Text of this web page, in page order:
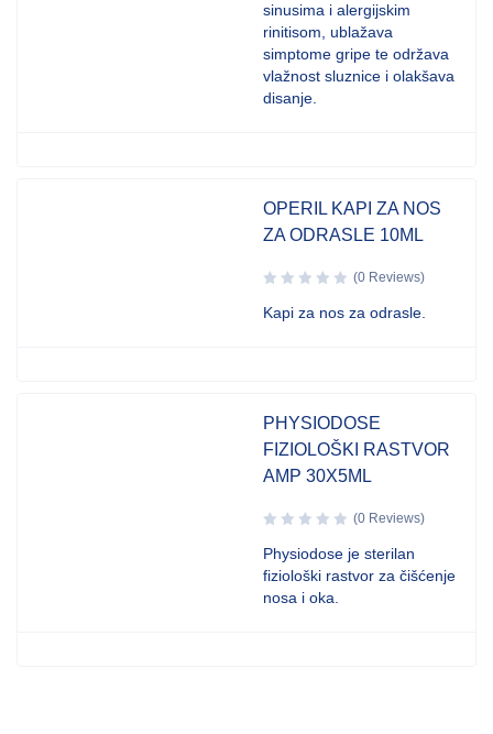
sinusima i alergijskim
rinitisom, ublažava
simptome gripe te održava
vlažnost sluznice i olakšava
disanje.
OPERIL KAPI ZA NOS
ZA ODRASLE 10ML
(0 Reviews)
Kapi za nos za odrasle.
PHYSIODOSE
FIZIOLOŠKI RASTVOR
AMP 30X5ML
(0 Reviews)
Physiodose je sterilan
fiziološki rastvor za čišćenje
nosa i oka.